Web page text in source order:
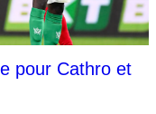
pour Cathro et